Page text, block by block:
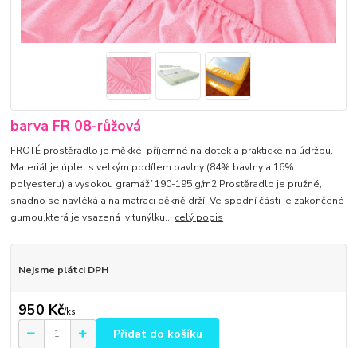
barva FR 08-růžová
FROTÉ prostěradlo je měkké, příjemné na dotek a praktické na údržbu.
Materiál je úplet s velkým podílem bavlny (84% bavlny a 16%
polyesteru) a vysokou gramáží 190-195 g/m2.Prostěradlo je pružné,
snadno se navléká a na matraci pěkně drží. Ve spodní části je zakončené
gumou,která je vsazená v tunýlku... celý popis
Nejsme plátci DPH
950 Kč/ks
Přidat do košíku